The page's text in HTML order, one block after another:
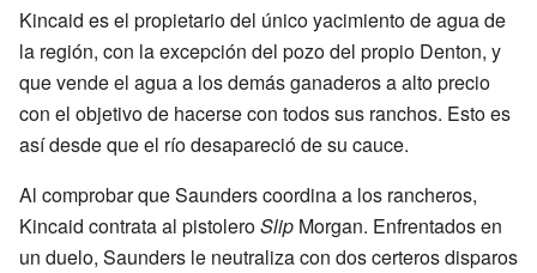
Kincaid es el propietario del único yacimiento de agua de
la región, con la excepción del pozo del propio Denton, y
que vende el agua a los demás ganaderos a alto precio
con el objetivo de hacerse con todos sus ranchos. Esto es
así desde que el río desapareció de su cauce.
Al comprobar que Saunders coordina a los rancheros,
Kincaid contrata al pistoleroSlip Morgan. Enfrentados en
un duelo, Saunders le neutraliza con dos certeros disparos